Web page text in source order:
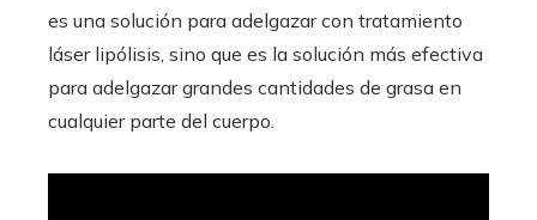
es una solución para adelgazar con tratamiento
láser lipólisis, sino que es la solución más efectiva
para adelgazar grandes cantidades de grasa en
cualquier parte del cuerpo.